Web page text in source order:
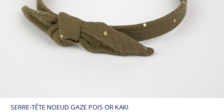
SERRE-TÊTE NOEUD GAZE POIS OR KAKI